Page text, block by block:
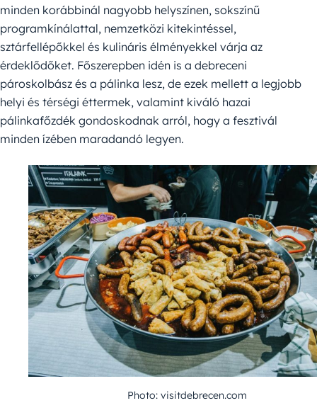
minden korábbinál nagyobb helyszínen, sokszínű
programkínálattal, nemzetközi kitekintéssel,
sztárfellépőkkel és kulináris élményekkel várja az
érdeklődőket. Főszerepben idén is a debreceni
pároskolbász és a pálinka lesz, de ezek mellett a legjobb
helyi és térségi éttermek, valamint kiváló hazai
pálinkafőzdék gondoskodnak arról, hogy a fesztivál
minden ízében maradandó legyen.
Photo: visitdebrecen.com